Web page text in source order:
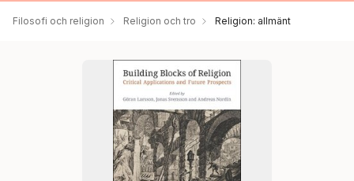
Filosofi och religion Religion och tro Religion: allmänt